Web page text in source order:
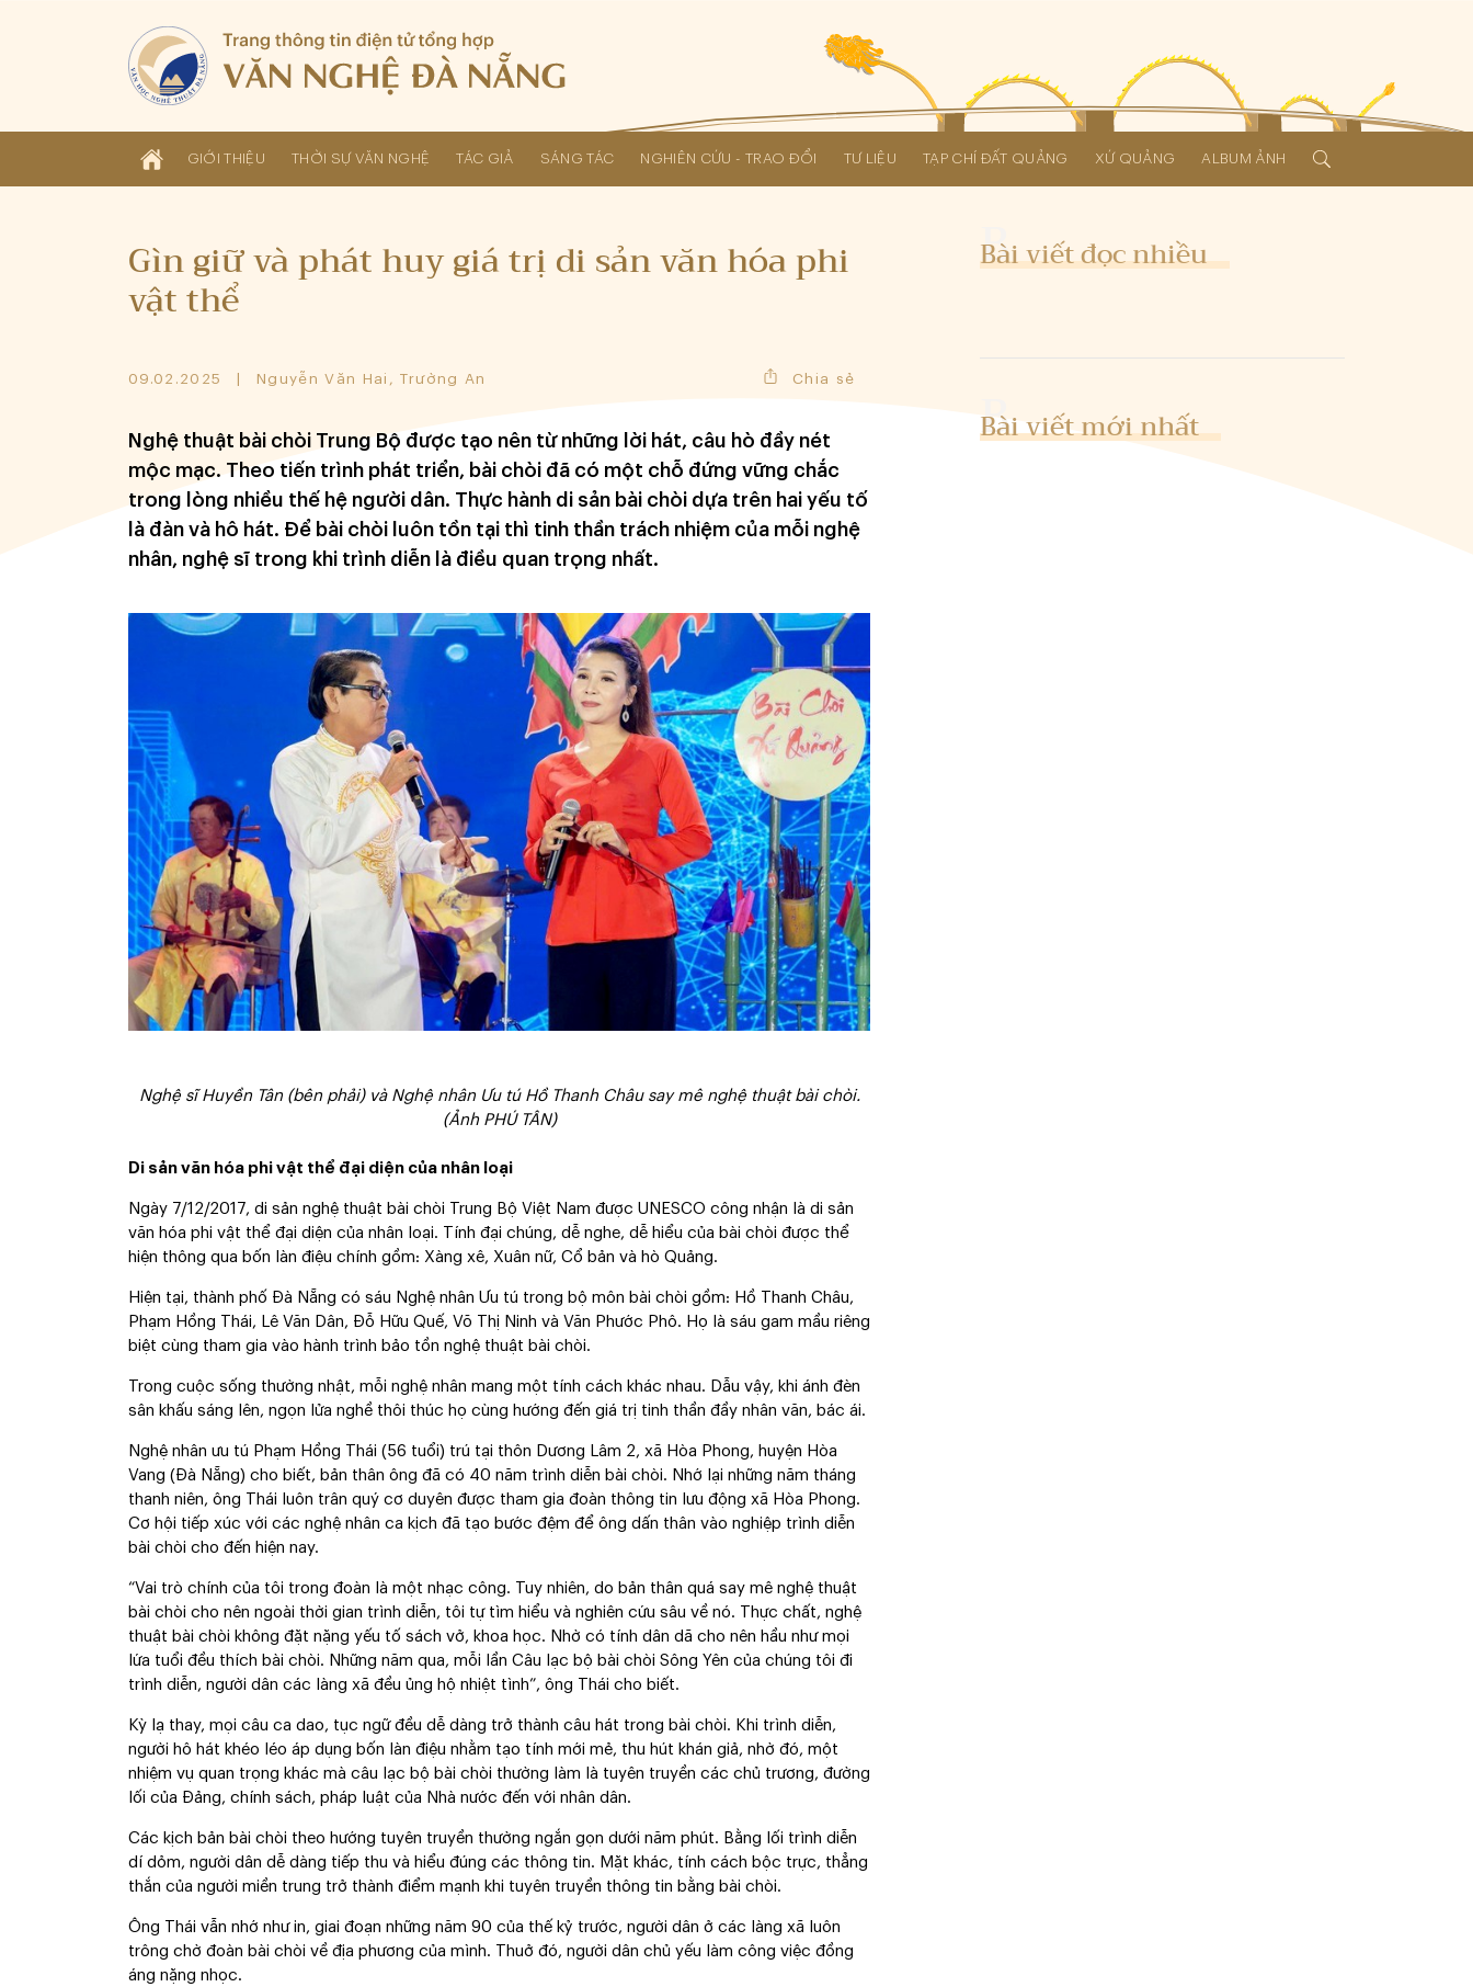
GIỚI THIỆU THỜI SỰ VĂN NGHỆ TÁC GIẢ SÁNG TÁC NGHIÊN CỨU - TRAO ĐỔI TƯ LIỆU TẠP CHÍ ĐẤT QUẢNG XỨ QUẢNG ALBUM ẢNH
Gìn giữ và phát huy giá trị di sản văn hóa phi
vật thể
09.02.2025 Nguyễn Văn Hai, Trường An Chia sẻ
Nghệ thuật bài chòi Trung Bộ được tạo nên từ những lời hát, câu hò đầy nét
mộc mạc. Theo tiến trình phát triển, bài chòi đã có một chỗ đứng vững chắc
trong lòng nhiều thế hệ người dân. Thực hành di sản bài chòi dựa trên hai yếu tố
là đàn và hô hát. Ðể bài chòi luôn tồn tại thì tinh thần trách nhiệm của mỗi nghệ
nhân, nghệ sĩ trong khi trình diễn là điều quan trọng nhất.
Nghệ sĩ Huyền Tân (bên phải) và Nghệ nhân Ưu tú Hồ Thanh Châu say mê nghệ thuật bài chòi.
(Ảnh PHÚ TÂN)
Di sản văn hóa phi vật thể đại diện của nhân loại
Ngày 7/12/2017, di sản nghệ thuật bài chòi Trung Bộ Việt Nam được UNESCO công nhận là di sản
văn hóa phi vật thể đại diện của nhân loại. Tính đại chúng, dễ nghe, dễ hiểu của bài chòi được thể
hiện thông qua bốn làn điệu chính gồm: Xàng xê, Xuân nữ, Cổ bản và hò Quảng.
Hiện tại, thành phố Ðà Nẵng có sáu Nghệ nhân Ưu tú trong bộ môn bài chòi gồm: Hồ Thanh Châu,
Phạm Hồng Thái, Lê Văn Dân, Ðỗ Hữu Quế, Võ Thị Ninh và Văn Phước Phô. Họ là sáu gam mầu riêng
biệt cùng tham gia vào hành trình bảo tồn nghệ thuật bài chòi.
Trong cuộc sống thường nhật, mỗi nghệ nhân mang một tính cách khác nhau. Dẫu vậy, khi ánh đèn
sân khấu sáng lên, ngọn lửa nghề thôi thúc họ cùng hướng đến giá trị tinh thần đầy nhân văn, bác ái.
Nghệ nhân ưu tú Phạm Hồng Thái (56 tuổi) trú tại thôn Dương Lâm 2, xã Hòa Phong, huyện Hòa
Vang (Ðà Nẵng) cho biết, bản thân ông đã có 40 năm trình diễn bài chòi. Nhớ lại những năm tháng
thanh niên, ông Thái luôn trân quý cơ duyên được tham gia đoàn thông tin lưu động xã Hòa Phong.
Cơ hội tiếp xúc với các nghệ nhân ca kịch đã tạo bước đệm để ông dấn thân vào nghiệp trình diễn
bài chòi cho đến hiện nay.
“Vai trò chính của tôi trong đoàn là một nhạc công. Tuy nhiên, do bản thân quá say mê nghệ thuật
bài chòi cho nên ngoài thời gian trình diễn, tôi tự tìm hiểu và nghiên cứu sâu về nó. Thực chất, nghệ
thuật bài chòi không đặt nặng yếu tố sách vở, khoa học. Nhờ có tính dân dã cho nên hầu như mọi
lứa tuổi đều thích bài chòi. Những năm qua, mỗi lần Câu lạc bộ bài chòi Sông Yên của chúng tôi đi
trình diễn, người dân các làng xã đều ủng hộ nhiệt tình”, ông Thái cho biết.
Kỳ lạ thay, mọi câu ca dao, tục ngữ đều dễ dàng trở thành câu hát trong bài chòi. Khi trình diễn,
người hô hát khéo léo áp dụng bốn làn điệu nhằm tạo tính mới mẻ, thu hút khán giả, nhờ đó, một
nhiệm vụ quan trọng khác mà câu lạc bộ bài chòi thường làm là tuyên truyền các chủ trương, đường
lối của Ðảng, chính sách, pháp luật của Nhà nước đến với nhân dân.
Các kịch bản bài chòi theo hướng tuyên truyền thường ngắn gọn dưới năm phút. Bằng lối trình diễn
dí dỏm, người dân dễ dàng tiếp thu và hiểu đúng các thông tin. Mặt khác, tính cách bộc trực, thẳng
thắn của người miền trung trở thành điểm mạnh khi tuyên truyền thông tin bằng bài chòi.
Ông Thái vẫn nhớ như in, giai đoạn những năm 90 của thế kỷ trước, người dân ở các làng xã luôn
trông chờ đoàn bài chòi về địa phương của mình. Thuở đó, người dân chủ yếu làm công việc đồng
áng nặng nhọc.
Bài viết đọc nhiều
Bài viết mới nhất